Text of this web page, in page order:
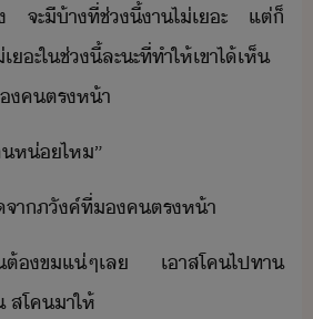
​ ​จะ​ี​้า​ที่​ช่ี้​า​ไ่​เะ​ ​แต่​็​
ะ​ใ​ช่ี้​ละ​ะที​่​ทำให้​เขา​ไ้​เห็​
คตร​ห้า
ห่​ไห​”
จา​ภัค์​ที่​​คตร​ห้า
ต​้​​ข​แ่ๆ​เล​ ​เาส​โค​ไป​ทา​
ส​โคา​ให้